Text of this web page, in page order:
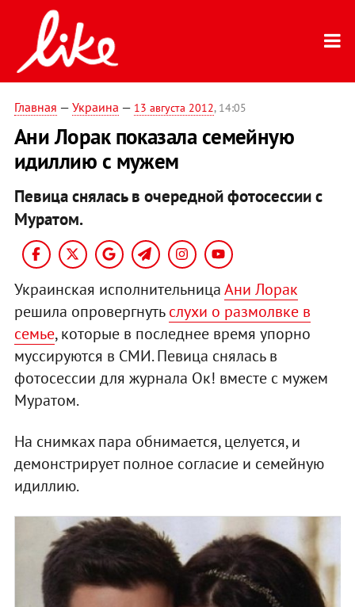
Главная — Украина — 13 августа 2012, 14:05
Ани Лорак показала семейную
идиллию с мужем
Певица снялась в очередной фотосессии с
Муратом.
Украинская исполнительницаАни Лорак
решила опровергнутьслухи о размолвке в
семье, которые в последнее время упорно
муссируются в СМИ. Певица снялась в
фотосессии для журнала Ок! вместе с мужем
Муратом.
На снимках пара обнимается, целуется, и
демонстрирует полное согласие и семейную
идиллию.